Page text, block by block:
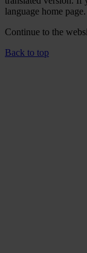
language home page.
Continue to the
Back to top